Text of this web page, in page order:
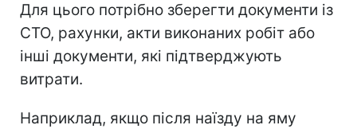
Для цього потрібно зберегти документи із
СТО, рахунки, акти виконаних робіт або
інші документи, які підтверджують
витрати.
Наприклад, якщо після наїзду на яму